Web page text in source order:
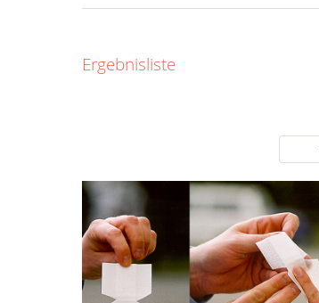
Ergebnisliste